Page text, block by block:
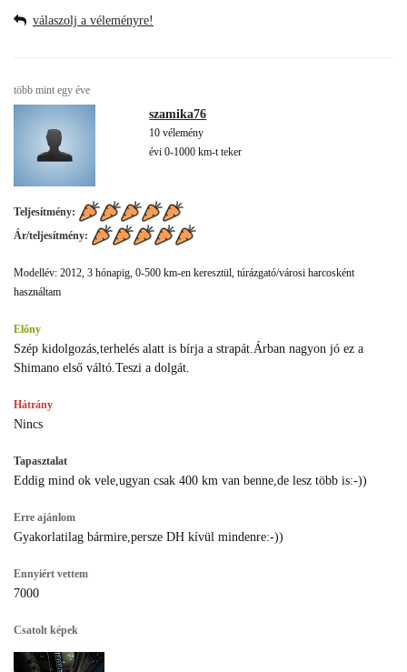
válaszolj a véleményre!
több mint egy éve
szamika76
10 vélemény
évi 0-1000 km-t teker
Teljesítmény:
Ár/teljesítmény:
Modellév: 2012, 3 hónapig, 0-500 km-en keresztül, túrázgató/városi harcosként
használtam
Előny
Szép kidolgozás,terhelés alatt is bírja a strapát.Árban nagyon jó ez a
Shimano első váltó.Teszi a dolgát.
Hátrány
Nincs
Tapasztalat
Eddig mind ok vele,ugyan csak 400 km van benne,de lesz több is:-))
Erre ajánlom
Gyakorlatilag bármire,persze DH kívül mindenre:-))
Ennyiért vettem
7000
Csatolt képek